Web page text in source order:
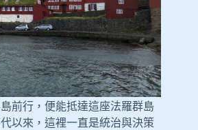
前行，便能抵達這座法羅群島
以來，這裡一直是統治與決策